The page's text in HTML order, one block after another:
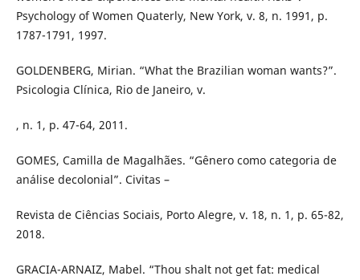
Psychology of Women Quaterly, New York, v. 8, n. 1991, p.
1787-1791, 1997.
GOLDENBERG, Mirian. “What the Brazilian woman wants?”.
Psicologia Clínica, Rio de Janeiro, v.
, n. 1, p. 47-64, 2011.
GOMES, Camilla de Magalhães. “Gênero como categoria de
análise decolonial”. Civitas –
Revista de Ciências Sociais, Porto Alegre, v. 18, n. 1, p. 65-82,
2018.
GRACIA-ARNAIZ, Mabel. “Thou shalt not get fat: medical